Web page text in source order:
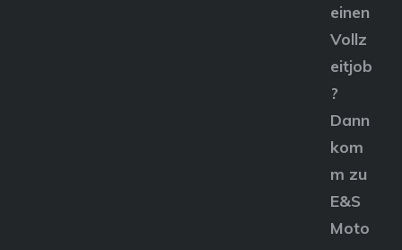
einen
Vollz
eitjob
?
Dann
kom
m zu
E&S
Moto